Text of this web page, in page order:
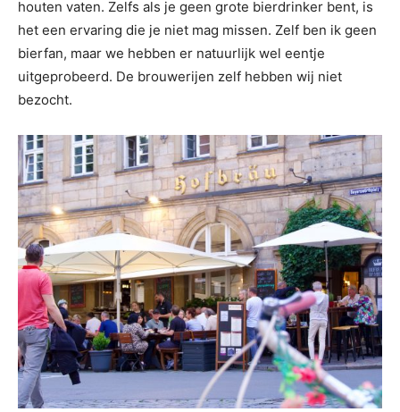
houten vaten. Zelfs als je geen grote bierdrinker bent, is
het een ervaring die je niet mag missen. Zelf ben ik geen
bierfan, maar we hebben er natuurlijk wel eentje
uitgeprobeerd. De brouwerijen zelf hebben wij niet
bezocht.